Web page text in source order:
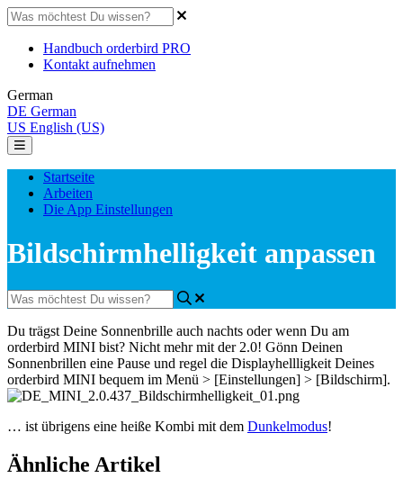
Handbuch orderbird PRO
Kontakt aufnehmen
German
DE German
US English (US)
Startseite
Arbeiten
Die App Einstellungen
Bildschirmhelligkeit anpassen
Du trägst Deine Sonnenbrille auch nachts oder wenn Du am
orderbird MINI bist? Nicht mehr mit der 2.0! Gönn Deinen
Sonnenbrillen eine Pause und regel die Displayhellligkeit Deines
orderbird MINI bequem im Menü > [Einstellungen] > [Bildschirm].
… ist übrigens eine heiße Kombi mit dem Dunkelmodus!
Ähnliche Artikel